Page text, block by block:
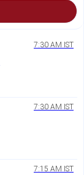
7:30 AM IST
7:30 AM IST
7:15 AM IST